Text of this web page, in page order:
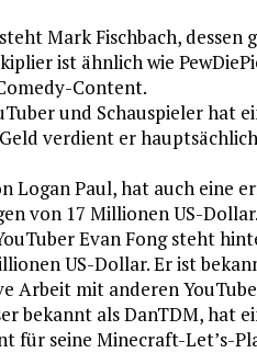
Mark Fischbach, dessen
ist ähnlich wie
Content.
und Schauspieler hat
verdient er
Logan Paul, hat auch eine
von 17 Millionen US-Dollar.
Evan Fong steht
US-Dollar. Er ist
Arbeit mit anderen
bekannt als DanTDM, hat
für seine Minecraft-Let’s-